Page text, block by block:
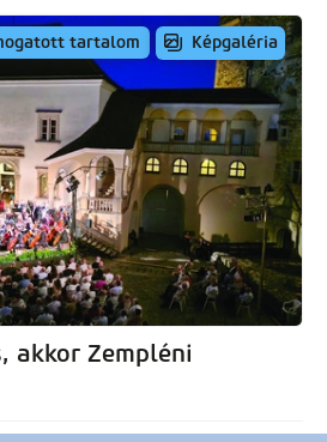
tartalom Képgaléria
akkor Zempléni